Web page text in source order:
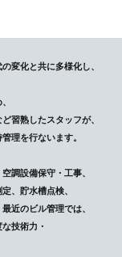
変化と共に多様化し、
習熟したスタッフが、
理を行ないます。
調設備保守・工事、
、貯水槽点検、
近のビル管理では、
技術力・